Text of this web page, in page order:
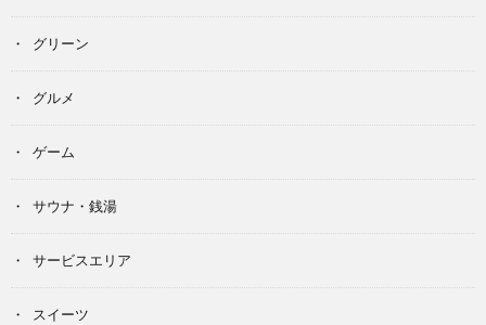
グリーン
グルメ
ゲーム
サウナ・銭湯
サービスエリア
スイーツ